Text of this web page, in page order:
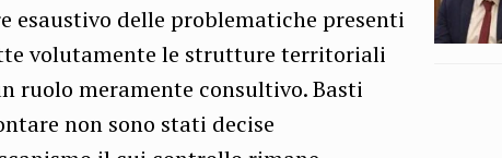
esaustivo delle problematiche presenti
volutamente le strutture territoriali
ruolo meramente consultivo. Basti
non sono stati decise